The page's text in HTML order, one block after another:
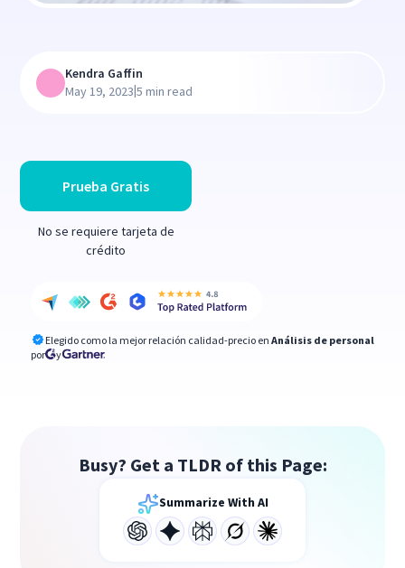
Prueba Gratis
No se requiere tarjeta de
crédito
Elegido como la mejor relación calidad-precio en Análisis de personal
por
y
Kendra Gaffin
May 19, 2023|5 min read
Busy? Get a TLDR of this Page:
Summarize With AI